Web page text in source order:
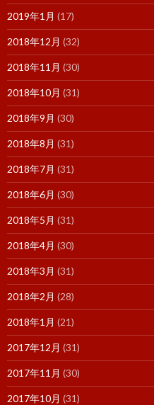
2019年1月 (17)
2018年12月 (32)
2018年11月 (30)
2018年10月 (31)
2018年9月 (30)
2018年8月 (31)
2018年7月 (31)
2018年6月 (30)
2018年5月 (31)
2018年4月 (30)
2018年3月 (31)
2018年2月 (28)
2018年1月 (21)
2017年12月 (31)
2017年11月 (30)
2017年10月 (31)